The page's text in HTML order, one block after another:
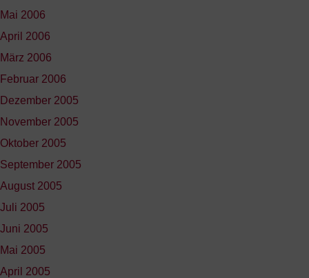
Mai 2006
April 2006
März 2006
Februar 2006
Dezember 2005
November 2005
Oktober 2005
September 2005
August 2005
Juli 2005
Juni 2005
Mai 2005
April 2005